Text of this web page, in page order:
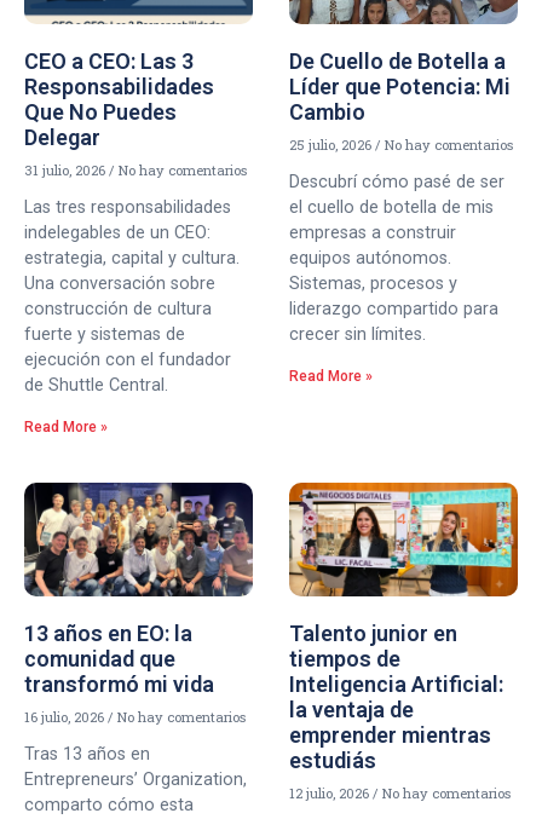
CEO a CEO: Las 3
Responsabilidades
Que No Puedes
Delegar
31 julio, 2026 No hay comentarios
Las tres responsabilidades
indelegables de un CEO:
estrategia, capital y cultura.
Una conversación sobre
construcción de cultura
fuerte y sistemas de
ejecución con el fundador
de Shuttle Central.
Read More »
De Cuello de Botella a
Líder que Potencia: Mi
Cambio
25 julio, 2026 No hay comentarios
Descubrí cómo pasé de ser
el cuello de botella de mis
empresas a construir
equipos autónomos.
Sistemas, procesos y
liderazgo compartido para
crecer sin límites.
Read More »
13 años en EO: la
comunidad que
transformó mi vida
16 julio, 2026 No hay comentarios
Tras 13 años en
Entrepreneurs’ Organization,
comparto cómo esta
Talento junior en
tiempos de
Inteligencia Artificial:
la ventaja de
emprender mientras
estudiás
12 julio, 2026 No hay comentarios